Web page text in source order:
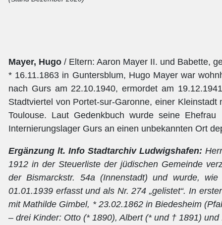
Mayer, Hugo / Eltern: Aaron Mayer II. und Babette,
* 16.11.1863 in Guntersblum, Hugo Mayer war
nach Gurs am 22.10.1940, ermordet am
Stadtviertel von Portet-sur-Garonne, einer
Toulouse. Laut Gedenkbuch wurde seine
Internierungslager Gurs an einen unbekannten Ort
Ergänzung lt. Info Stadtarchiv Ludwigshafen:
1912 in der Steuerliste der jüdischen Gemeinde
der Bismarckstr. 54a (Innenstadt) und wurde,
01.01.1939 erfasst und als Nr. 274 „gelistet“. In
mit Mathilde Gimbel, * 23.02.1862 in Biedesheim
– drei Kinder: Otto (* 1890), Albert (* und † 1891)